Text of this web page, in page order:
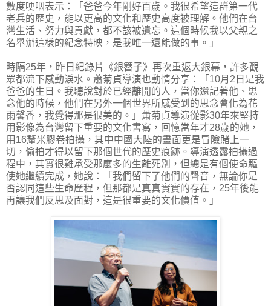
數度哽咽表示：「爸爸今年剛好百歲。我很希望這群第一代
老兵的歷史，能以更高的文化和歷史高度被理解。他們在台
灣生活、努力與貢獻，都不該被遺忘。這個時候我以父親之
名舉辦這樣的紀念特映，是我唯一還能做的事。」
時隔25年，昨日紀錄片《銀簪子》再次重返大銀幕，許多觀
眾都流下感動淚水。蕭菊貞導演也動情分享：「10月2日是我
爸爸的生日。我聽說對於已經離開的人，當你還記著他、思
念他的時候，他們在另外一個世界所感受到的思念會化為花
雨馨香，我覺得那是很美的。」蕭菊貞導演從影30年來堅持
用影像為台灣留下重要的文化書寫，回憶當年才28歲的她，
用16釐米膠卷拍攝，其中中國大陸的畫面更是冒險賭上一
切，偷拍才得以留下那個世代的歷史痕跡。導演透露拍攝過
程中，其實很難承受那麼多的生離死別，但總是有個使命驅
使她繼續完成，她說：「我們留下了他們的聲音，無論你是
否認同這些生命歷程，但那都是真真實實的存在，25年後能
再讓我們反思及面對，這是很重要的文化價值。」